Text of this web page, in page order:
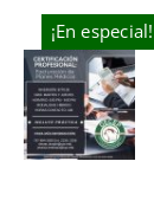
¡En especial!
ADD TO